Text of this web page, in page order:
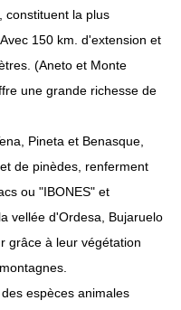
constituent la plus
150 km. d'extension et
(Aneto et Monte
une grande richesse de
Pineta et Benasque,
de pinèdes, renferment
ou "IBONES" et
vellée d'Ordesa, Bujaruelo
grâce à leur végétation
espèces animales